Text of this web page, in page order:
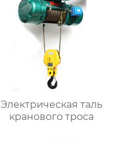
Электрическая таль
кранового троса